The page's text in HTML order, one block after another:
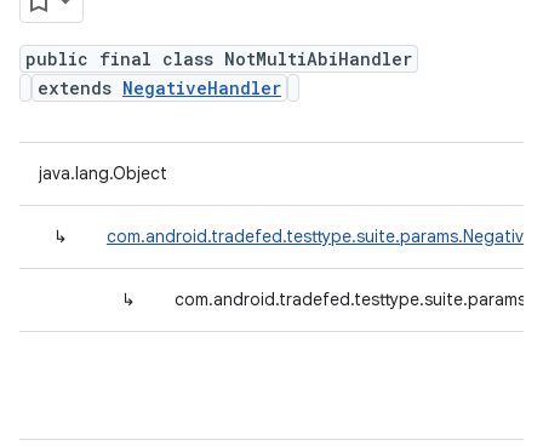
public final class NotMultiAbiHandler
extends NegativeHandler
java.lang.Object
↳
↳